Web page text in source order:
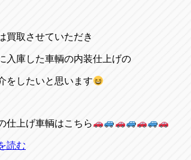
買取させていただき
入庫した車輌の内装仕上げの
をしたいと思います
仕上げ車輌はこちら
読む